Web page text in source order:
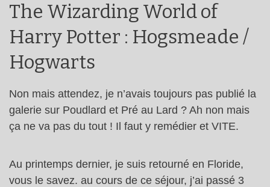
The Wizarding World of
Harry Potter : Hogsmeade /
Hogwarts
Non mais attendez, je n’avais toujours pas publié la
galerie sur Poudlard et Pré au Lard ? Ah non mais
ça ne va pas du tout ! Il faut y remédier et VITE.
Au printemps dernier, je suis retourné en Floride,
vous le savez. au cours de ce séjour, j’ai passé 3